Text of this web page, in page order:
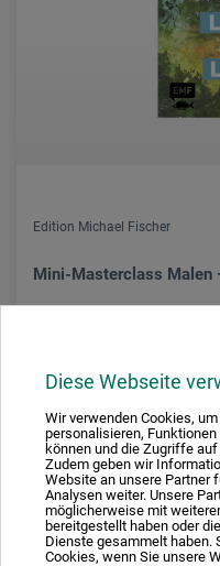
Diese Webseite
Wir verwenden Cookies,
personalisieren,
können und die Zugriffe
Zudem geben wir
Website an unsere Partner
Analysen weiter. Unsere
möglicherweise mit
bereitgestellt haben oder
Dienste gesammelt haben.
Cookies, wenn Sie unsere
Edition Michael Fischer
Mini-Masterclass Malen
zzgl. Versandkosten